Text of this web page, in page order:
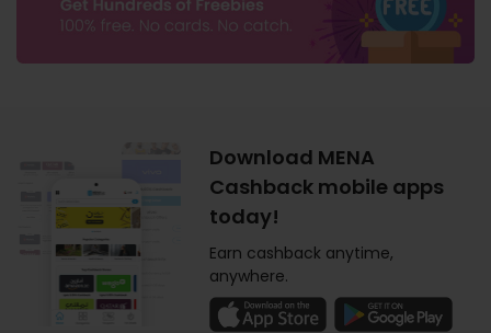
Download MENA
Cashback mobile apps
today!
Earn cashback anytime,
anywhere.